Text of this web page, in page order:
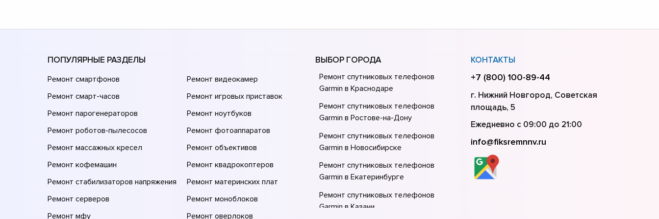
ПОПУЛЯРНЫЕ РАЗДЕЛЫ
Ремонт смартфонов
Ремонт смарт-часов
Ремонт парогенераторов
Ремонт роботов-пылесосов
Ремонт массажных кресел
Ремонт кофемашин
Ремонт стабилизаторов напряжения
Ремонт серверов
Ремонт мфу
Ремонт видеокамер
Ремонт игровых приставок
Ремонт ноутбуков
Ремонт фотоаппаратов
Ремонт объективов
Ремонт квадрокоптеров
Ремонт материнских плат
Ремонт моноблоков
Ремонт оверлоков
ВЫБОР ГОРОДА
Ремонт спутниковых телефонов
Garmin в Краснодаре
Ремонт спутниковых телефонов
Garmin в Ростове-на-Донy
Ремонт спутниковых телефонов
Garmin в Новосибирске
Ремонт спутниковых телефонов
Garmin в Екатеринбурге
Ремонт спутниковых телефонов
Garmin в Казани
КОНТАКТЫ
+7 (800) 100-89-44
г. Нижний Новгород, Советская
площадь, 5
Ежедневно с 09:00 до 21:00
info@fiksremnnv.ru